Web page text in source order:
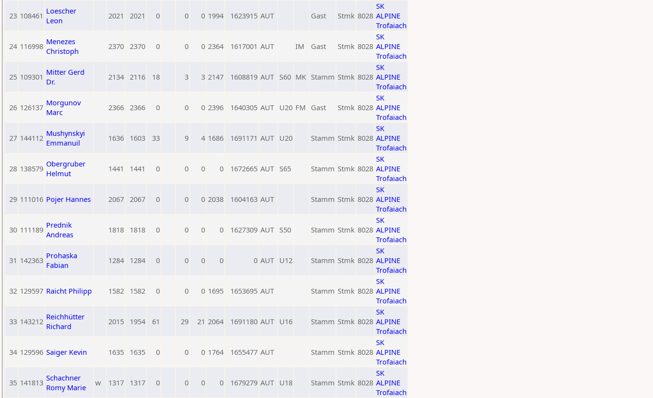
23 108461 Loescher
Leon
2021 2021 0 0 0 1994 1623915 AUT Gast Stmk 8028
SK
ALPINE
Trofaiach
24 116998 Menezes
Christoph
2370 2370 0 0 0 2364 1617001 AUT IM Gast Stmk 8028
SK
ALPINE
Trofaiach
25 109301 Mitter Gerd
Dr.
2134 2116 18 3 3 2147 1608819 AUT S60 MK Stamm Stmk 8028
SK
ALPINE
Trofaiach
26 126137 Morgunov
Marc
2366 2366 0 0 0 2396 1640305 AUT U20 FM Gast Stmk 8028
SK
ALPINE
Trofaiach
27 144112 Mushynskyi
Emmanuil
1636 1603 33 9 4 1686 1691171 AUT U20 Stamm Stmk 8028
SK
ALPINE
Trofaiach
28 138579 Obergruber
Helmut
1441 1441 0 0 0 0 1672665 AUT S65 Stamm Stmk 8028
SK
ALPINE
Trofaiach
29 111016 Pojer Hannes 2067 2067 0 0 0 2038 1604163 AUT Stamm Stmk 8028
SK
ALPINE
Trofaiach
30 111189 Prednik
Andreas
1818 1818 0 0 0 0 1627309 AUT S50 Stamm Stmk 8028
SK
ALPINE
Trofaiach
31 142363 Prohaska
Fabian
1284 1284 0 0 0 0 0 AUT U12 Stamm Stmk 8028
SK
ALPINE
Trofaiach
32 129597 Raicht Philipp 1582 1582 0 0 0 1695 1653695 AUT Stamm Stmk 8028
SK
ALPINE
Trofaiach
33 143212 Reichhütter
Richard
2015 1954 61 29 21 2064 1691180 AUT U16 Stamm Stmk 8028
SK
ALPINE
Trofaiach
34 129596 Saiger Kevin 1635 1635 0 0 0 1764 1655477 AUT Stamm Stmk 8028
SK
ALPINE
Trofaiach
35 141813 Schachner
Romy Marie
w 1317 1317 0 0 0 0 1679279 AUT U18 Stamm Stmk 8028
SK
ALPINE
Trofaiach